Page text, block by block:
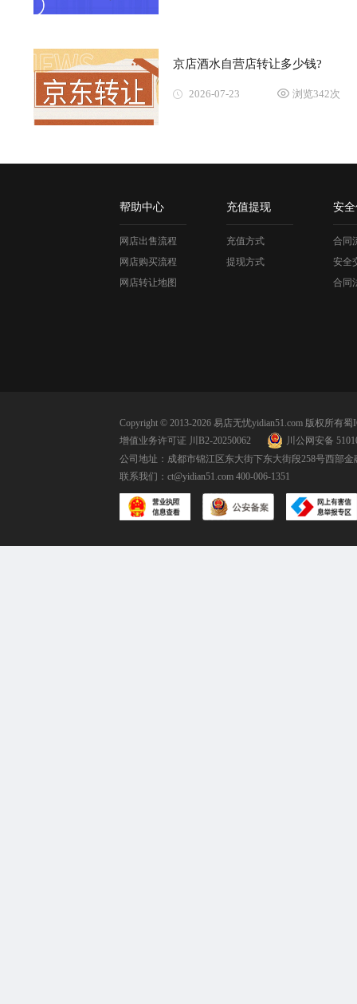
京店酒水自营店转让多少钱?
2026-07-23 浏览342次
帮助中心
网店出售流程
网店购买流程
网店转让地图
充值提现
充值方式
提现方式
安
合同
安全
合同
Copyright © 2013-2026 易店无忧yidian51.com 版权所有蜀
增值业务许可证 川B2-20250062
川公网安备
公司地址：成都市锦江区东大街下东大街段258号西部金
联系我们： ct@yidian51.com 400-006-1351